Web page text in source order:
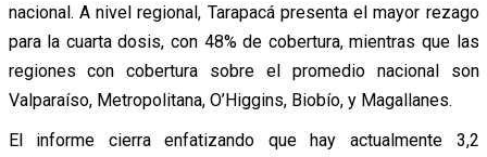
nacional. A nivel regional, Tarapacá presenta el mayor rezago
para la cuarta dosis, con 48% de cobertura, mientras que las
regiones con cobertura sobre el promedio nacional son
Valparaíso, Metropolitana, O’Higgins, Biobío, y Magallanes.
El informe cierra enfatizando que hay actualmente 3,2